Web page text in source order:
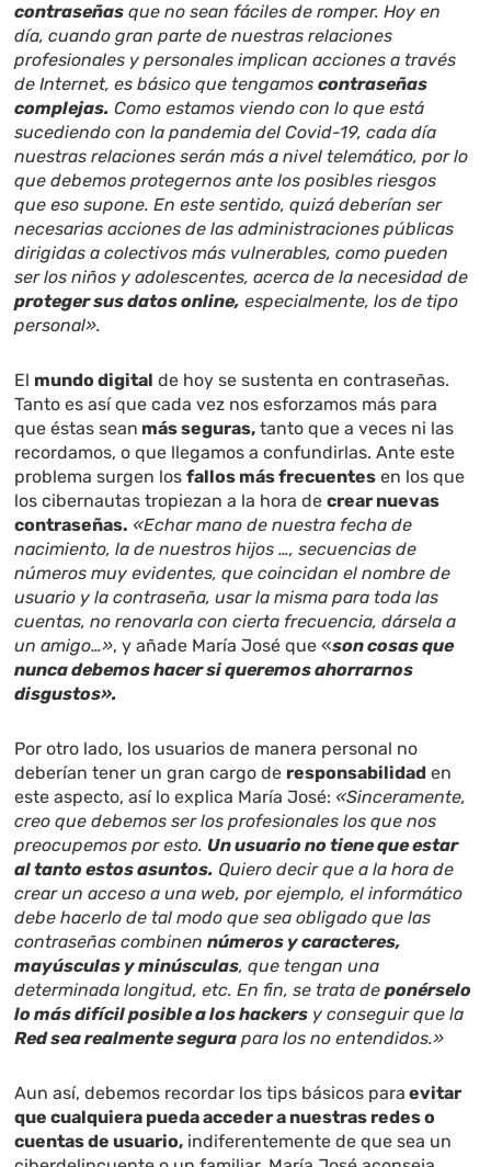
contraseñas que no sean fáciles de romper. Hoy en
día, cuando gran parte de nuestras relaciones
profesionales y personales implican acciones a través
de Internet, es básico que tengamoscontraseñas
complejas. Como estamos viendo con lo que está
sucediendo con la pandemia del Covid-19, cada día
nuestras relaciones serán más a nivel telemático, por lo
que debemos protegernos ante los posibles riesgos
que eso supone. En este sentido, quizá deberían ser
necesarias acciones de las administraciones públicas
dirigidas a colectivos más vulnerables, como pueden
ser los niños y adolescentes, acerca de la necesidad de
proteger sus datos online, especialmente, los de tipo
personal».
El mundo digital de hoy se sustenta en contraseñas.
Tanto es así que cada vez nos esforzamos más para
que éstas sean más seguras, tanto que a veces ni las
recordamos, o que llegamos a confundirlas. Ante este
problema surgen losfallos más frecuentes en los que
los cibernautas tropiezan a la hora decrear nuevas
contraseñas. «Echar mano de nuestra fecha de
nacimiento, la de nuestros hijos …, secuencias de
números muy evidentes, que coincidan el nombre de
usuario y la contraseña, usar la misma para toda las
cuentas, no renovarla con cierta frecuencia, dársela a
un amigo…», y añade María José que «son cosas que
nunca debemos hacer si queremos ahorrarnos
disgustos».
Por otro lado, los usuarios de manera personal no
deberían tener un gran cargo de responsabilidad en
este aspecto, así lo explica María José: «Sinceramente,
creo que debemos ser los profesionales los que nos
preocupemos por esto.Un usuario no tiene que estar
al tanto estos asuntos. Quiero decir que a la hora de
crear un acceso a una web, por ejemplo, el informático
debe hacerlo de tal modo que sea obligado que las
contraseñas combinennúmeros y caracteres,
mayúsculas y minúsculas, que tengan una
determinada longitud, etc. En fin, se trata deponérselo
lo más difícil posible a los hackers y conseguir que la
Red sea realmente segura para los no entendidos.»
Aun así, debemos recordar los tips básicos para evitar
que cualquiera pueda acceder a nuestras redes o
cuentas de usuario, indiferentemente de que sea un